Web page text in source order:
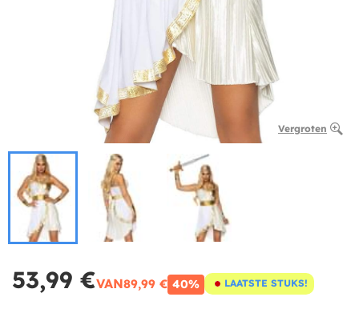
Vergroten
53,99 €VAN89,99 € 40% LAATSTE STUKS!